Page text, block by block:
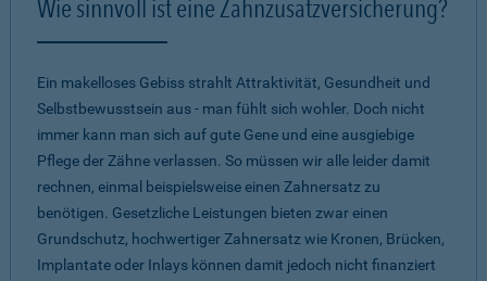
Wie sinnvoll ist eine Zahnzusatzversicherung?
Ein makelloses Gebiss strahlt Attraktivität, Gesundheit und
Selbstbewusstsein aus - man fühlt sich wohler. Doch nicht
immer kann man sich auf gute Gene und eine ausgiebige
Pflege der Zähne verlassen. So müssen wir alle leider damit
rechnen, einmal beispielsweise einen Zahnersatz zu
benötigen. Gesetzliche Leistungen bieten zwar einen
Grundschutz, hochwertiger Zahnersatz wie Kronen, Brücken,
Implantate oder Inlays können damit jedoch nicht finanziert